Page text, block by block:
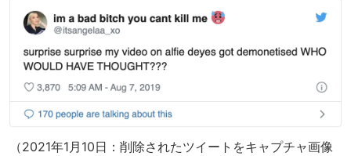
（2021年1月10日：削除されたツイートをキャプチャ画像